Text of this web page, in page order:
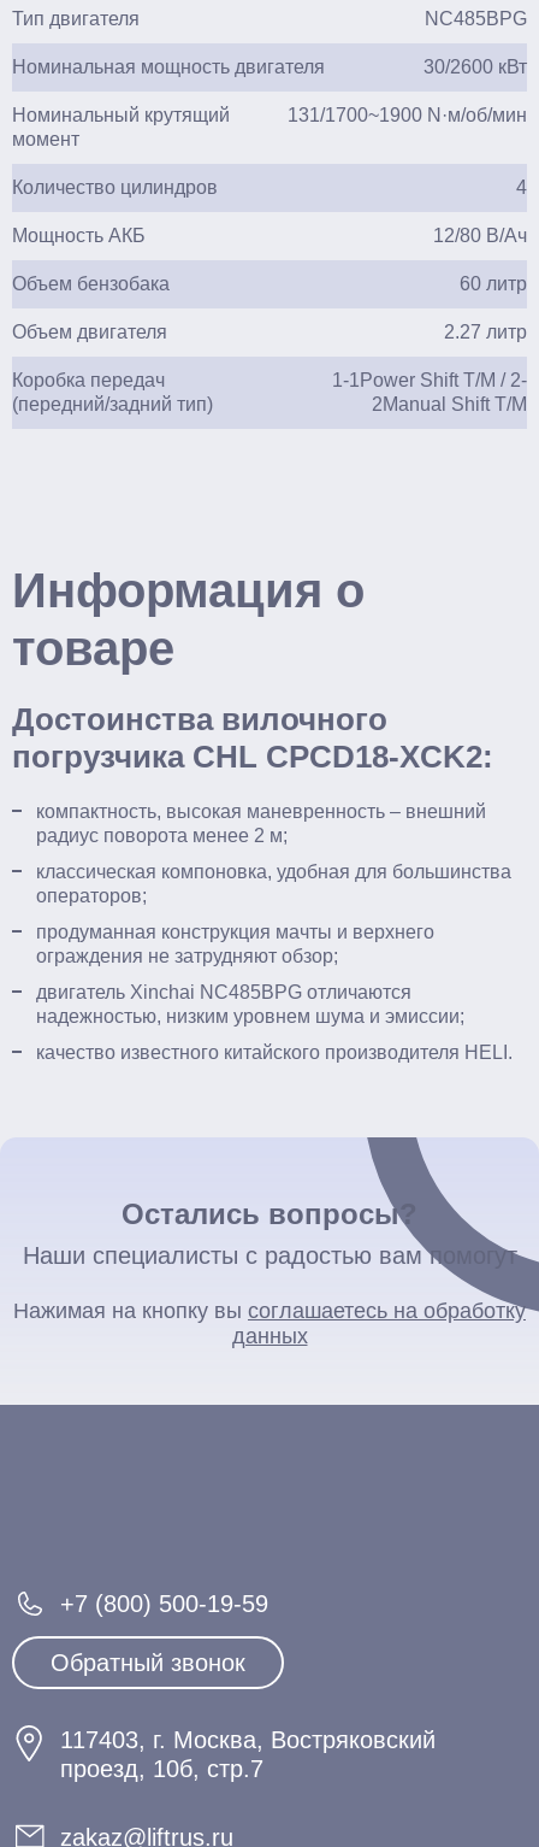
Тип двигателя NC485BPG
Номинальная мощность двигателя 30/2600 кВт
Номинальный крутящий
момент
131/1700~1900 N·м/об/мин
Количество цилиндров 4
Мощность АКБ 12/80 В/Ач
Объем бензобака 60 литр
Объем двигателя 2.27 литр
Коробка передач
(передний/задний тип)
1-1Power Shift T/M / 2-
2Manual Shift T/M
Информация о
товаре
Достоинства вилочного
погрузчика CHL CPCD18-XCK2:
компактность, высокая маневренность – внешний
радиус поворота менее 2 м;
классическая компоновка, удобная для большинства
операторов;
продуманная конструкция мачты и верхнего
ограждения не затрудняют обзор;
двигатель Xinchai NC485BPG отличаются
надежностью, низким уровнем шума и эмиссии;
качество известного китайского производителя HELI.
Остались вопросы?
Наши специалисты с радостью вам помогут
Нажимая на кнопку вы соглашаетесь на обработку
данных
+7 (800) 500-19-59
Обратный звонок
117403, г. Москва, Востряковский
проезд, 10б, стр.7
zakaz@liftrus.ru